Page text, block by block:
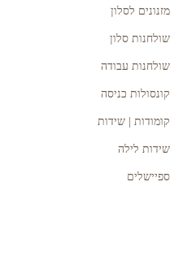
מזנונים לסלון
שולחנות סלון
שולחנות עבודה
קונסולות כניסה
קומודות | שידות
שידות לילה
ספיישלים